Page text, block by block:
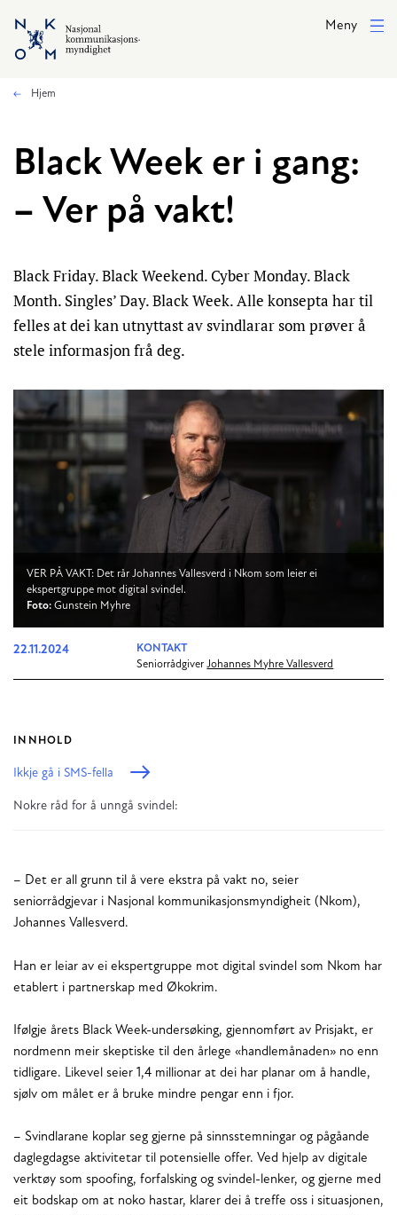
Hopp til hovedinnhold
Meny
Hjem
Black Week er i gang:
– Ver på vakt!
Black Friday. Black Weekend. Cyber Monday. Black
Month. Singles’ Day. Black Week. Alle konsepta har til
felles at dei kan utnyttast av svindlarar som prøver å
stele informasjon frå deg.
VER PÅ VAKT: Det rår Johannes Vallesverd i Nkom som leier ei
ekspertgruppe mot digital svindel.
Foto: Gunstein Myhre
22.11.2024
KONTAKT
Seniorrådgiver Johannes Myhre Vallesverd
INNHOLD
Ikkje gå i SMS-fella
Nokre råd for å unngå svindel:
– Det er all grunn til å vere ekstra på vakt no, seier
seniorrådgjevar i Nasjonal kommunikasjonsmyndigheit (Nkom),
Johannes Vallesverd.
Han er leiar av ei ekspertgruppe mot digital svindel som Nkom har
etablert i partnerskap med Økokrim.
Ifølgje årets Black Week-undersøking, gjennomført av Prisjakt, er
nordmenn meir skeptiske til den årlege «handlemånaden» no enn
tidligare. Likevel seier 1,4 millionar at dei har planar om å handle,
sjølv om målet er å bruke mindre pengar enn i fjor.
– Svindlarane koplar seg gjerne på sinnsstemningar og pågåande
daglegdagse aktivitetar til potensielle offer. Ved hjelp av digitale
verktøy som spoofing, forfalsking og svindel-lenker, og gjerne med
eit bodskap om at noko hastar, klarer dei å treffe oss i situasjonen,